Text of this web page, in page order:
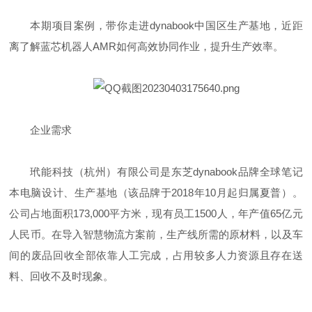
本期项目案例，带你走进dynabook中国区生产基地，近距
离了解蓝芯机器人AMR如何高效协同作业，提升生产效率。
企业需求
玳能科技（杭州）有限公司是东芝dynabook品牌全球笔记
本电脑设计、生产基地（该品牌于2018年10月起归属夏普）。
公司占地面积173,000平方米，现有员工1500人，年产值65亿元
人民币。在导入智慧物流方案前，生产线所需的原材料，以及车
间的废品回收全部依靠人工完成，占用较多人力资源且存在送
料、回收不及时现象。